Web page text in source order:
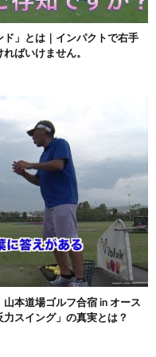
」とは｜インパクトで右手
ばいけません。
本道場ゴルフ合宿 in オース
力スイング」の真実とは？